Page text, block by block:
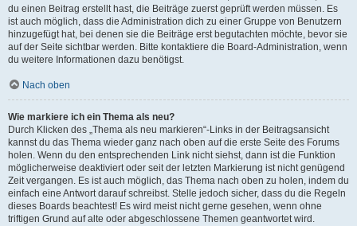
du einen Beitrag erstellt hast, die Beiträge zuerst geprüft werden müssen. Es
ist auch möglich, dass die Administration dich zu einer Gruppe von Benutzern
hinzugefügt hat, bei denen sie die Beiträge erst begutachten möchte, bevor sie
auf der Seite sichtbar werden. Bitte kontaktiere die Board-Administration, wenn
du weitere Informationen dazu benötigst.
Nach oben
Wie markiere ich ein Thema als neu?
Durch Klicken des „Thema als neu markieren“-Links in der Beitragsansicht
kannst du das Thema wieder ganz nach oben auf die erste Seite des Forums
holen. Wenn du den entsprechenden Link nicht siehst, dann ist die Funktion
möglicherweise deaktiviert oder seit der letzten Markierung ist nicht genügend
Zeit vergangen. Es ist auch möglich, das Thema nach oben zu holen, indem du
einfach eine Antwort darauf schreibst. Stelle jedoch sicher, dass du die Regeln
dieses Boards beachtest! Es wird meist nicht gerne gesehen, wenn ohne
triftigen Grund auf alte oder abgeschlossene Themen geantwortet wird.